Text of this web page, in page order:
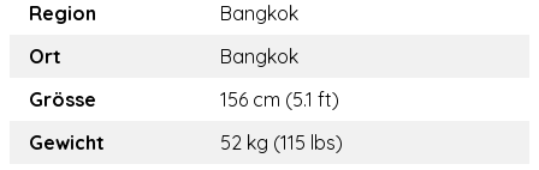
Region
Bangkok
Ort
Bangkok
Grösse
156 cm (5.1 ft)
Gewicht
52 kg (115 lbs)